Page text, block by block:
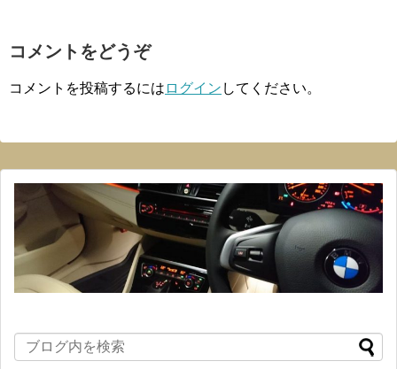
コメントをどうぞ
コメントを投稿するには ログイン してください。